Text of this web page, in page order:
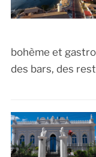
bohème et
des bars, des